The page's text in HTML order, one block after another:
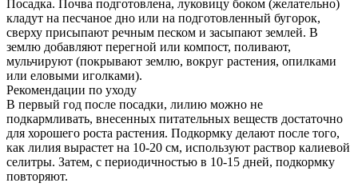
Посадка. Почва подготовлена, луковицу боком (желательно)
кладут на песчаное дно или на подготовленный бугорок,
сверху присыпают речным песком и засыпают землей. В
землю добавляют перегной или компост, поливают,
мульчируют (покрывают землю, вокруг растения, опилками
или еловыми иголками).
Рекомендации по уходу
В первый год после посадки, лилию можно не
подкармливать, внесенных питательных веществ достаточно
для хорошего роста растения. Подкормку делают после того,
как лилия вырастет на 10-20 см, используют раствор калиевой
селитры. Затем, с периодичностью в 10-15 дней, подкормку
повторяют.